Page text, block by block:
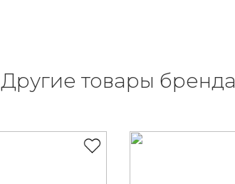
Другие товары бренда